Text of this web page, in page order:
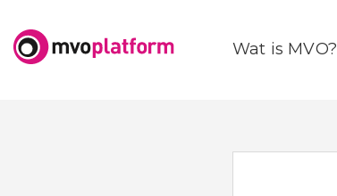
Wat is MVO?